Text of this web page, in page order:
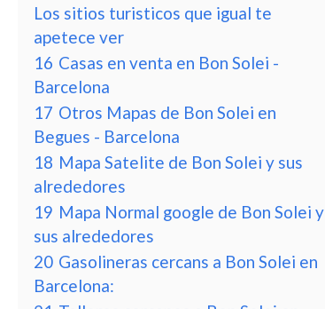
Los sitios turisticos que igual te
apetece ver
16 Casas en venta en Bon Solei -
Barcelona
17 Otros Mapas de Bon Solei en
Begues - Barcelona
18 Mapa Satelite de Bon Solei y sus
alrededores
19 Mapa Normal google de Bon Solei y
sus alrededores
20 Gasolineras cercans a Bon Solei en
Barcelona: